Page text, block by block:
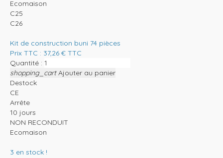
Ecomaison
C25
C26
Kit de construction buni 74 pièces
Prix TTC : 37,26 € TTC
Quantité :
shopping_cart Ajouter au panier
Destock
CE
Arrête
10 jours
NON RECONDUIT
Ecomaison
3 en stock !